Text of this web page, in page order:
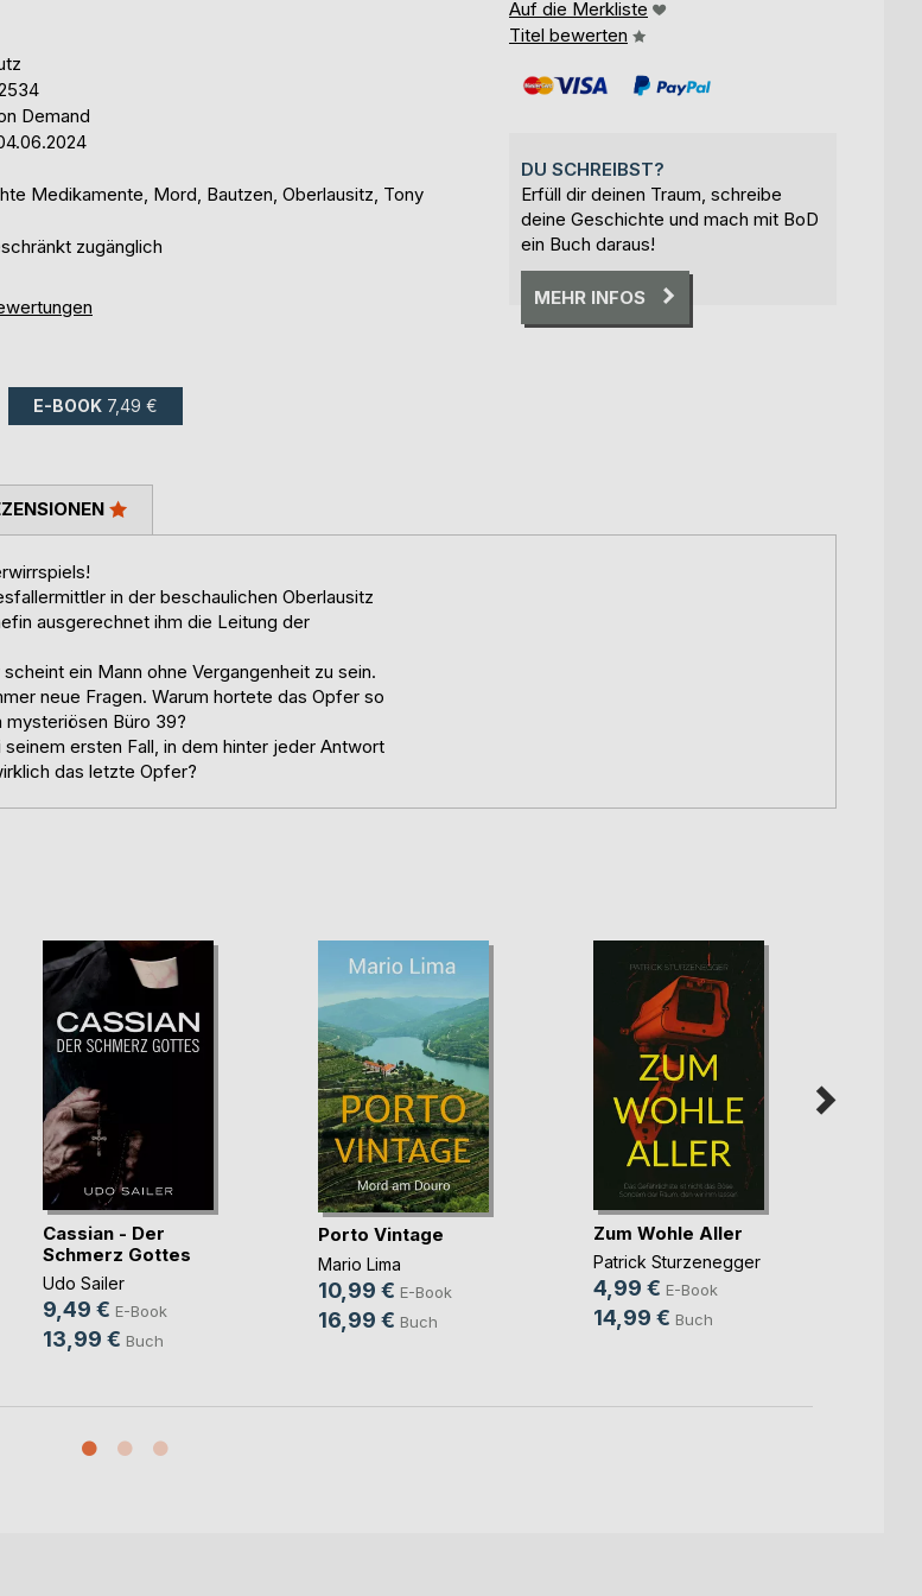
Demand
Medikamente, Mord, Bautzen, Oberlausitz, Tony
zugänglich
E-BOOK 7,49 €
Auf die Merkliste
Titel bewerten
DU SCHREIBST?
Erfüll dir deinen Traum, schreibe
deine Geschichte und mach mit BoD
ein Buch daraus!
MEHR INFOS
in der beschaulichen Oberlausitz
ausgerechnet ihm die Leitung der
ein Mann ohne Vergangenheit zu sein.
neue Fragen. Warum hortete das Opfer so
mysteriösen Büro 39?
ersten Fall, in dem hinter jeder Antwort
das letzte Opfer?
Cassian - Der
Schmerz Gottes
Udo Sailer
9,49 € E-Book
13,99 € Buch
Porto Vintage
Mario Lima
10,99 € E-Book
16,99 € Buch
Zum Wohle Aller
Patrick Sturzenegger
4,99 € E-Book
14,99 € Buch